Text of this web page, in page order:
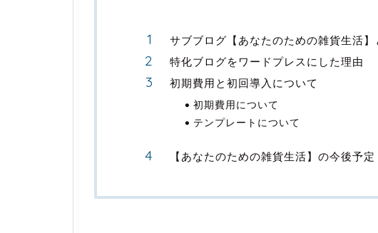
サブブログ【あなたのための雑貨生活】
特化ブログをワードプレスにした理由
初期費用と初回導入について
初期費用について
テンプレートについて
【あなたのための雑貨生活】の今後予定